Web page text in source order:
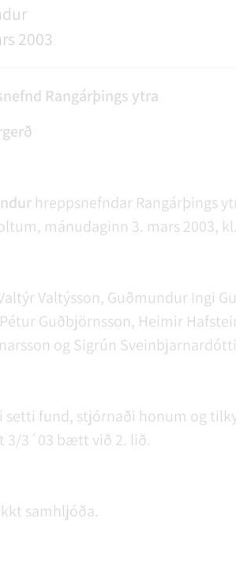
2003
Rangárþings ytra
hreppsnefndar Rangárþings
mánudaginn 3. mars 2003,
Valtýsson, Guðmundur Ingi
Guðbjörnsson, Heimir
og Sigrún
setti fund, stjórnaði honum og
3/3´03 bætt við 2. lið.
samhljóða.